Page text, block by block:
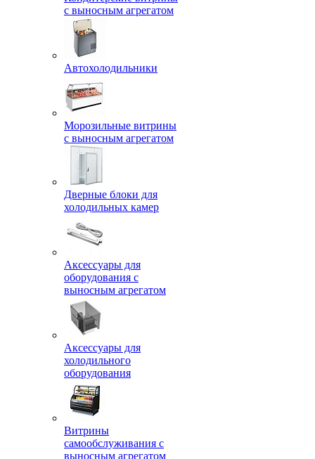
с выносным агрегатом
Автохолодильники
Морозильные витрины
с выносным агрегатом
Дверные блоки для
холодильных камер
Аксессуары для
оборудования с
выносным агрегатом
Аксессуары для
холодильного
оборудования
Витрины
самообслуживания с
выносным агрегатом